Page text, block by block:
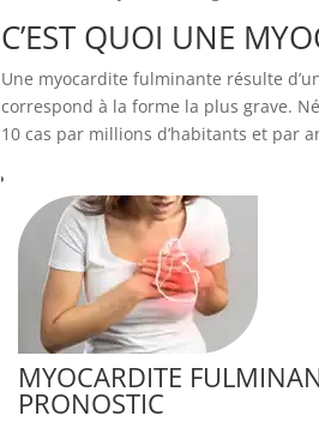
C’EST QUOI UNE
Une myocardite fulminante résulte
correspond à la forme la plus grave.
10 cas par millions d’habitants et par
MYOCARDITE
PRONOSTIC